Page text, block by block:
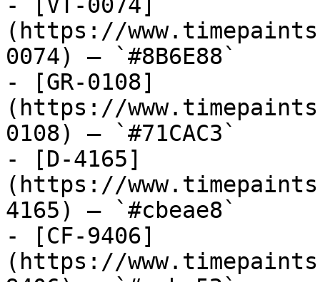
(https://
0074) — `#8B6E88`
- [GR-0108]
(https://
0108) — `#71CAC3`
- [D-4165]
(https://
4165) — `#cbeae8`
- [CF-9406]
(https://